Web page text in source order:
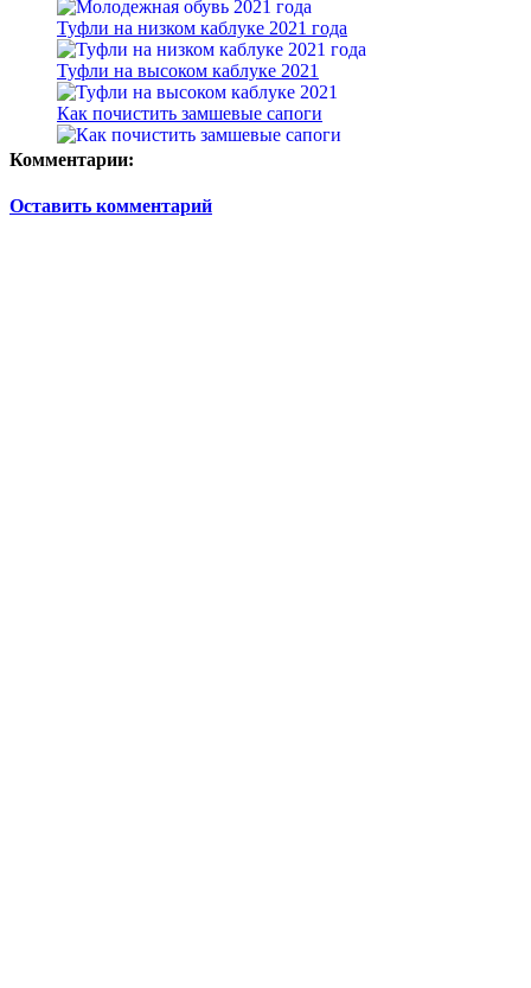
Туфли на низком каблуке 2021 года
Туфли на высоком каблуке 2021
Как почистить замшевые сапоги
Комментарии:
Оставить комментарий